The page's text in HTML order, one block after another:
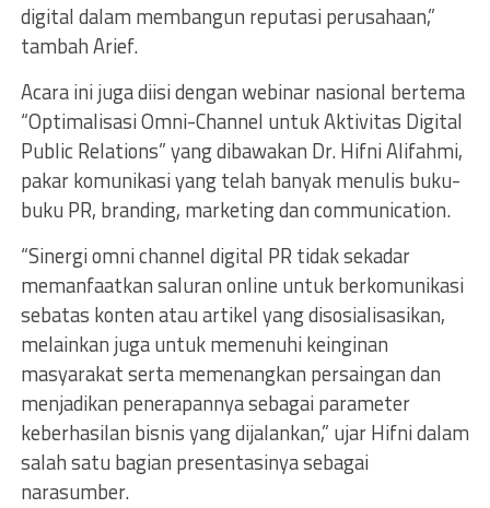
digital dalam membangun reputasi perusahaan,”
tambah Arief.
Acara ini juga diisi dengan webinar nasional bertema
“Optimalisasi Omni-Channel untuk Aktivitas Digital
Public Relations” yang dibawakan Dr. Hifni Alifahmi,
pakar komunikasi yang telah banyak menulis buku-
buku PR, branding, marketing dan communication.
“Sinergi omni channel digital PR tidak sekadar
memanfaatkan saluran online untuk berkomunikasi
sebatas konten atau artikel yang disosialisasikan,
melainkan juga untuk memenuhi keinginan
masyarakat serta memenangkan persaingan dan
menjadikan penerapannya sebagai parameter
keberhasilan bisnis yang dijalankan,” ujar Hifni dalam
salah satu bagian presentasinya sebagai
narasumber.